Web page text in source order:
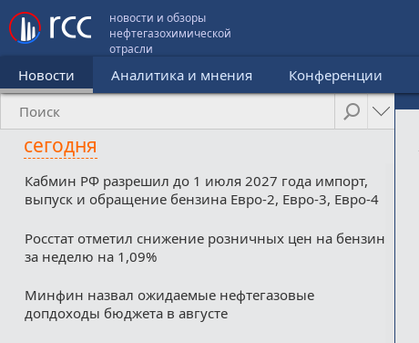
новости и обзоры
нефтегазохимической
отрасли
Новости Аналитика и мнения Конференции
сегодня
Кабмин РФ разрешил до 1 июля 2027 года импорт,
выпуск и обращение бензина Евро-2, Евро-3, Евро-4
Росстат отметил снижение розничных цен на бензин
за неделю на 1,09%
Минфин назвал ожидаемые нефтегазовые
допдоходы бюджета в августе